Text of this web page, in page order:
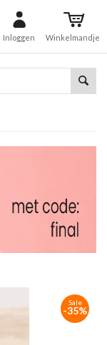
Inloggen Winkelmandje
Sale
-35%